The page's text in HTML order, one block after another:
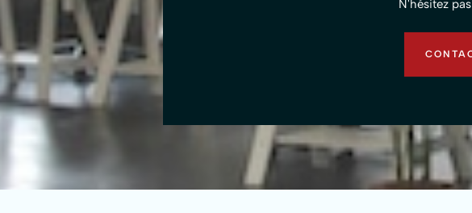
N'hésitez